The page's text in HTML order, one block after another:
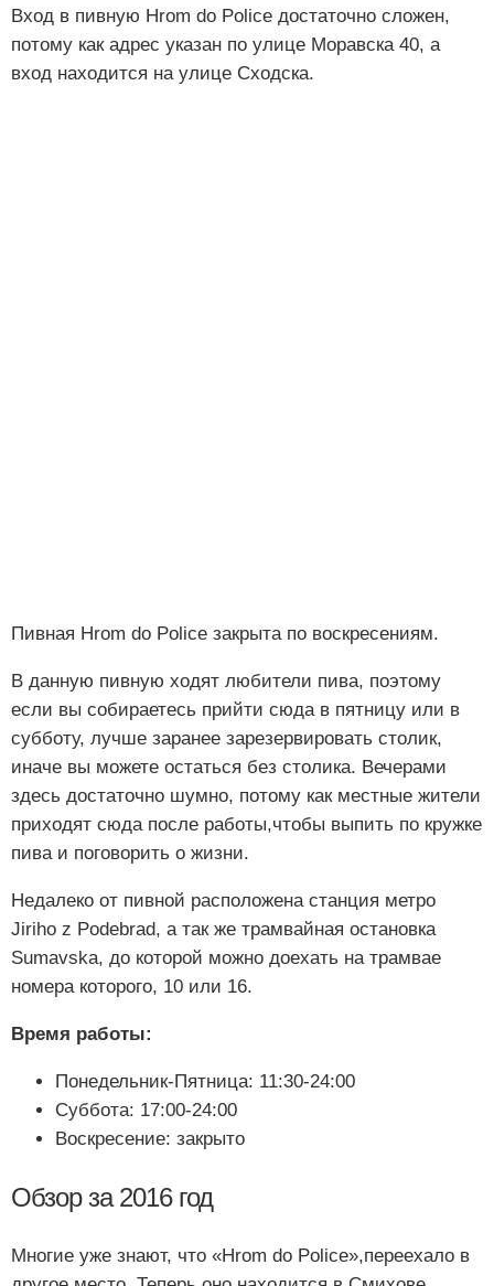
Вход в пивную Hrom do Police достаточно сложен,
потому как адрес указан по улице Моравска 40, а
вход находится на улице Сходска.
Пивная Hrom do Police закрыта по воскресениям.
В данную пивную ходят любители пива, поэтому
если вы собираетесь прийти сюда в пятницу или в
субботу, лучше заранее зарезервировать столик,
иначе вы можете остаться без столика. Вечерами
здесь достаточно шумно, потому как местные жители
приходят сюда после работы,чтобы выпить по кружке
пива и поговорить о жизни.
Недалеко от пивной расположена станция метро
Jiriho z Podebrad, а так же трамвайная остановка
Sumavska, до которой можно доехать на трамвае
номера которого, 10 или 16.
Время работы:
Понедельник-Пятница: 11:30-24:00
Суббота: 17:00-24:00
Воскресение: закрыто
Обзор за 2016 год
Многие уже знают, что «Hrom do Police»,переехало в